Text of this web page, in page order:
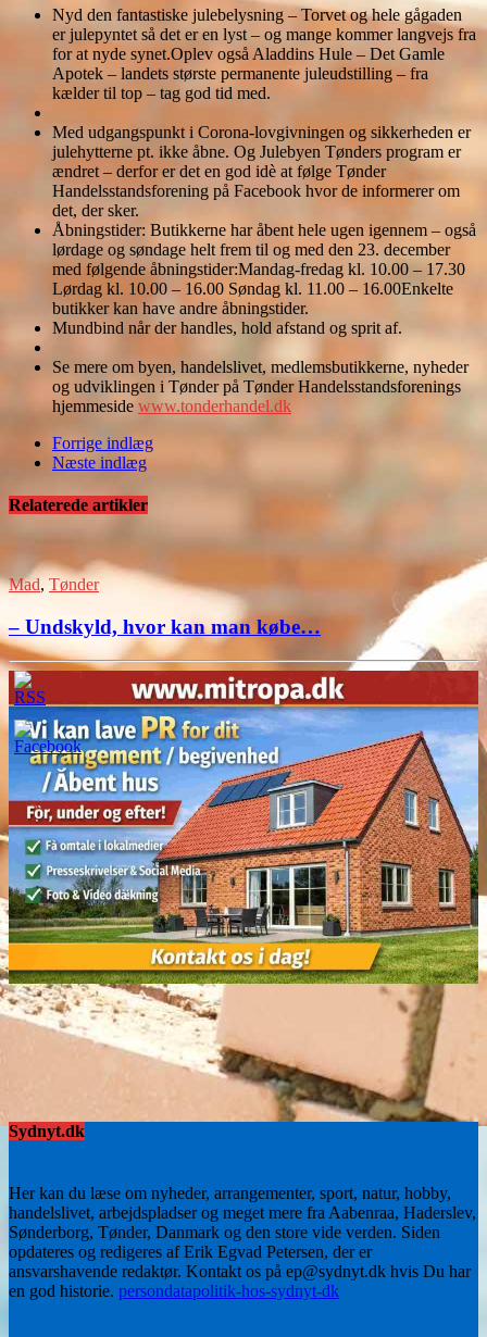
Nyd den fantastiske julebelysning – Torvet og hele gågaden
er julepyntet så det er en lyst – og mange kommer langvejs fra
for at nyde synet.Oplev også Aladdins Hule – Det Gamle
Apotek – landets største permanente juleudstilling – fra
kælder til top – tag god tid med.
Med udgangspunkt i Corona-lovgivningen og sikkerheden er
julehytterne pt. ikke åbne. Og Julebyen Tønders program er
ændret – derfor er det en god idè at følge Tønder
Handelsstandsforening på Facebook hvor de informerer om
det, der sker.
Åbningstider: Butikkerne har åbent hele ugen igennem – også
lørdage og søndage helt frem til og med den 23. december
med følgende åbningstider:Mandag-fredag kl. 10.00 – 17.30
Lørdag kl. 10.00 – 16.00 Søndag kl. 11.00 – 16.00Enkelte
butikker kan have andre åbningstider.
Mundbind når der handles, hold afstand og sprit af.
Se mere om byen, handelslivet, medlemsbutikkerne, nyheder
og udviklingen i Tønder på Tønder Handelsstandsforenings
hjemmeside www.tonderhandel.dk
Forrige indlæg
Næste indlæg
Relaterede artikler
Mad, Tønder
– Undskyld, hvor kan man købe…
Sydnyt.dk
Her kan du læse om nyheder, arrangementer, sport, natur, hobby,
handelslivet, arbejdspladser og meget mere fra Aabenraa, Haderslev,
Sønderborg, Tønder, Danmark og den store vide verden. Siden
opdateres og redigeres af Erik Egvad Petersen, der er
ansvarshavende redaktør. Kontakt os på ep@sydnyt.dk hvis Du har
en god historie. persondatapolitik-hos-sydnyt-dk